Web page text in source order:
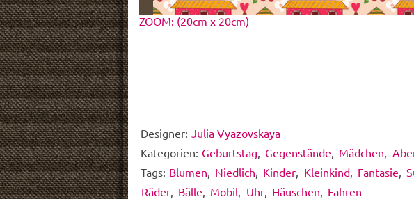
ZOOM: (20cm x 20cm)
Designer: Julia Vyazovskaya
Kategorien: Geburtstag Gegenstände Mädchen
Tags: Blumen Niedlich Kinder Kleinkind, Fantasie
Räder Bälle Mobil Uhr, Häuschen Fahren